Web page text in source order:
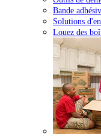
Bande
Solutions
Louez des